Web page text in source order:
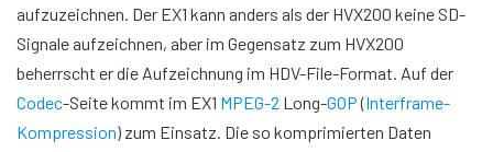
aufzuzeichnen. Der EX1 kann anders als der HVX200 keine SD-
Signale aufzeichnen, aber im Gegensatz zum HVX200
beherrscht er die Aufzeichnung im HDV-File-Format. Auf der
Codec-Seite kommt im EX1 MPEG-2 Long-GOP(Interframe-
Kompression) zum Einsatz. Die so komprimierten Daten